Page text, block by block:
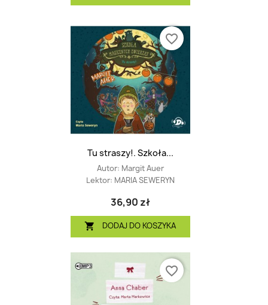
Tu straszy!. Szkoła...
Autor: Margit Auer
Lektor: MARIA SEWERYN
36,90 zł
 DODAJ DO KOSZYKA
favorite_border
favorite_border